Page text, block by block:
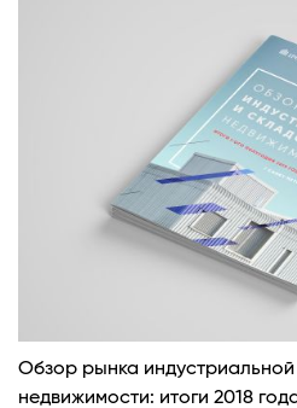
Обзор рынка индустриальной
недвижимости: итоги 2018